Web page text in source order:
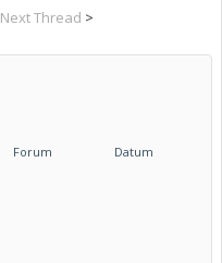
Next Thread >
Forum Datum